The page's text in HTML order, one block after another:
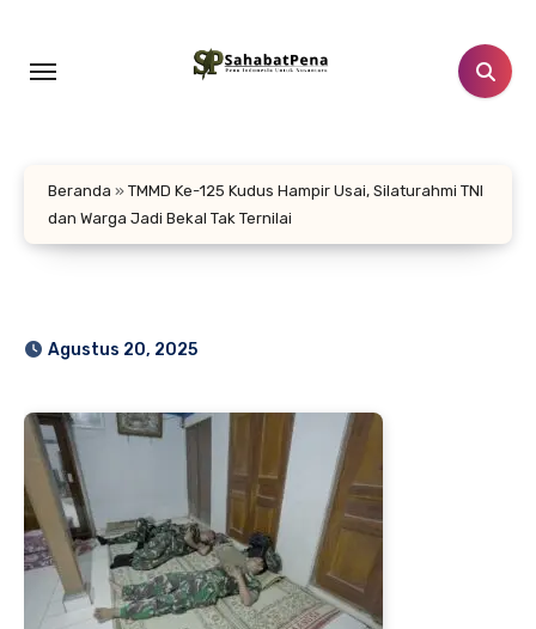
konten
Beranda » TMMD Ke-125 Kudus Hampir Usai, Silaturahmi TNI
dan Warga Jadi Bekal Tak Ternilai
Agustus 20, 2025